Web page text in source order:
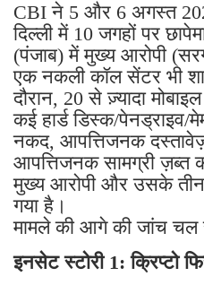
CBI ने 5 और 6 अगस्त
दिल्ली में 10 जगहों पर
(पंजाब) में मुख्य आरोपी
एक नकली कॉल सेंटर भी
दौरान, 20 से ज़्यादा
कई हार्ड डिस्क/पेनड्राइव/
नकद, आपत्तिजनक
आपत्तिजनक सामग्री ज़ब्त
मुख्य आरोपी और उसके तीन
गया है।
मामले की आगे की जांच चल
इनसेट स्टोरी 1: क्रिप्टो